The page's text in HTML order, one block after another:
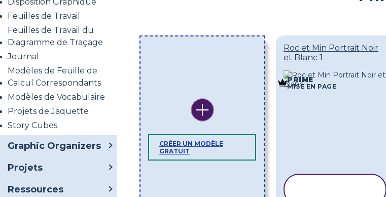
Feuilles de Travail
Feuilles de Travail du
Diagramme de Traçage
Journal
Modèles de Feuille de
Calcul Correspondants
Modèles de Vocabulaire
Projets de Jaquette
Story Cubes
Graphic Organizers
Projets
Ressources
CRÉER UN MODÈLE
GRATUIT
Roc et Min Portrait Noir
et Blanc 1
PRIME
MISE EN PAGE